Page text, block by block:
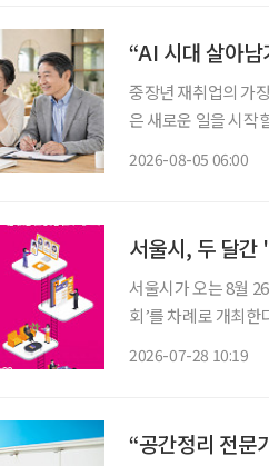
“AI 시대 살아
중장년 재취업의 가
은 새로운 일을 시작
2026-08-05 06:00
서울시, 두 달
서울시가 오는 8월
회’를 차례로 개최한다. 박람회는 △8월 26일 동부캠퍼스 △9월 1일 서부캠퍼스
2026-07-28 10:19
“공간정리 전문